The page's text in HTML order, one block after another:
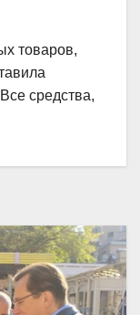
товаров,
средства,